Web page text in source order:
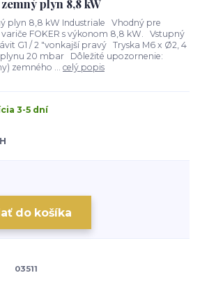
plyn 8,8 kW
plyn 8,8 kW Industriale Vhodný pre
FOKER s výkonom 8,8 kW. Vstupný
G1 / 2 "vonkajší pravý Tryska M6 x Ø2, 4
20 mbar Dôležité upozornenie:
zemného ... celý popis
3-5 dní
do košíka
03511